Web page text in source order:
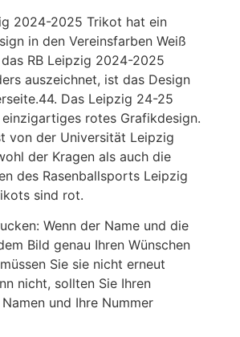
2024-2025 Trikot hat ein
in den Vereinsfarben Weiß
RB Leipzig 2024-2025
auszeichnet, ist das Design
Das Leipzig 24-25
rotes Grafikdesign.
von der Universität Leipzig
der Kragen als auch die
des Rasenballsports Leipzig
sind rot.
Wenn der Name und die
Bild genau Ihren Wünschen
Sie sie nicht erneut
nicht, sollten Sie Ihren
und Ihre Nummer